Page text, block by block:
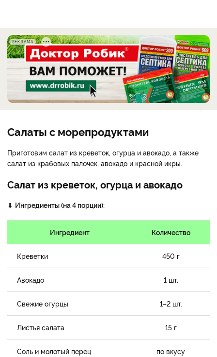
РЕКЛАМА
Салаты с морепродуктами
Приготовим салат из креветок, огурца и авокадо, а также
салат из крабовых палочек, авокадо и красной икры.
Салат из креветок, огурца и авокадо
⬇ Ингредиенты (на 4 порции):
Ингредиент Количество
Креветки 450 г
Авокадо 1 шт.
Свежие огурцы 1–2 шт.
Листья салата 15 г
Соль и молотый перец по вкусу